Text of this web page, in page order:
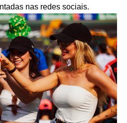
nas redes sociais.